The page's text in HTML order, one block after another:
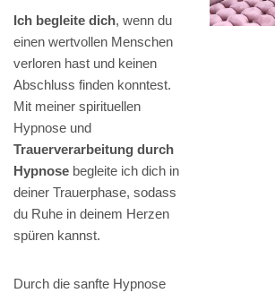
Ich begleite dich, wenn du
einen wertvollen Menschen
verloren hast und keinen
Abschluss finden konntest.
Mit meiner spirituellen
Hypnose und
Trauerverarbeitung durch
Hypnose begleite ich dich in
deiner Trauerphase, sodass
du Ruhe in deinem Herzen
spüren kannst.
Durch die sanfte Hypnose